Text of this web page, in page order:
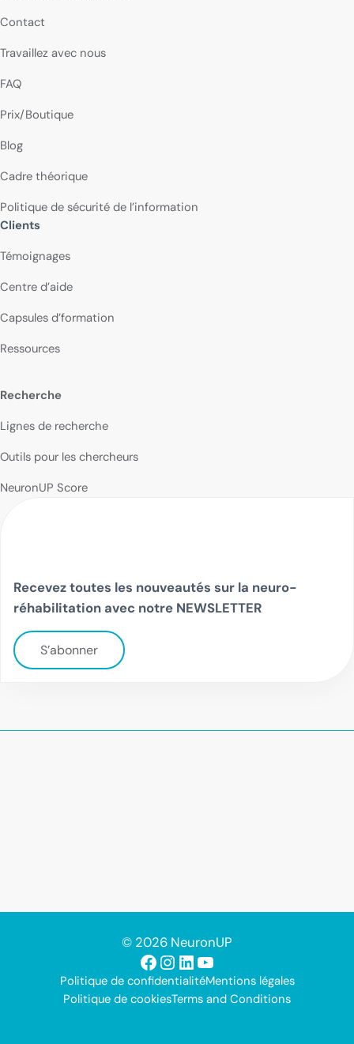
Contact
Travaillez avec nous
FAQ
Prix/Boutique
Blog
Cadre théorique
Politique de sécurité de l’information
Clients
Témoignages
Centre d’aide
Capsules d’formation
Ressources
Recherche
Lignes de recherche
Outils pour les chercheurs
NeuronUP Score
Recevez toutes les nouveautés sur la neuro-
réhabilitation avec notre NEWSLETTER
S’abonner
© 2026 NeuronUP
Facebook
Instagram
LinkedIn
YouTube
Politique de confidentialitéMentions légales
Politique de cookiesTerms and Conditions